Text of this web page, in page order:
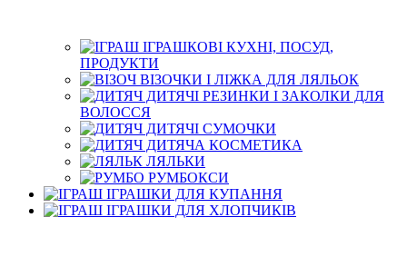
ІГРАШКОВІ КУХНІ, ПОСУД,
ПРОДУКТИ
ВІЗОЧКИ І ЛІЖКА ДЛЯ ЛЯЛЬОК
ДИТЯЧІ РЕЗИНКИ І ЗАКОЛКИ ДЛЯ
ВОЛОССЯ
ДИТЯЧІ СУМОЧКИ
ДИТЯЧА КОСМЕТИКА
ЛЯЛЬКИ
РУМБОКСИ
ІГРАШКИ ДЛЯ КУПАННЯ
ІГРАШКИ ДЛЯ ХЛОПЧИКІВ